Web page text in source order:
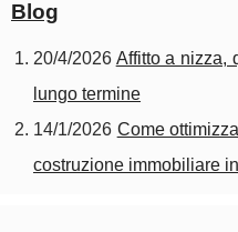
Blog
20/4/2026 Affitto a nizza,
lungo termine
14/1/2026 Come
costruzione immobiliare